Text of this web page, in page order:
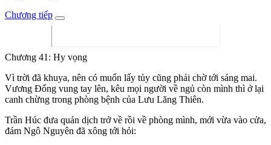
Chương tiếp
Chương 41: Hy vọng
Vì trời đã khuya, nên có muốn lấy tủy cũng phải chờ tới sáng mai.
Vương Đống vung tay lên, kêu mọi người về ngủ còn mình thì ở lại
canh chừng trong phòng bệnh của Lưu Lăng Thiên.
Trần Húc đưa quản dịch trở về rồi về phòng mình, mới vừa vào cửa,
đám Ngô Nguyên đã xông tới hỏi: